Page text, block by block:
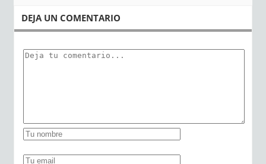
DEJA UN COMENTARIO